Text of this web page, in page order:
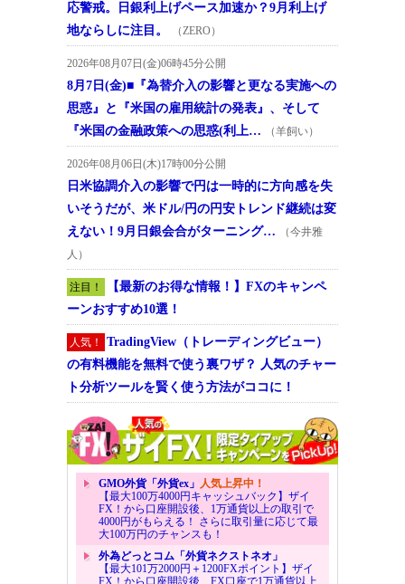
応警戒。日銀利上げペース加速か？9月利上げ
地ならしに注目。
（ZERO）
2026年08月07日(金)06時45分公開
8月7日(金)■『為替介入の影響と更なる実施への
思惑』と『米国の雇用統計の発表』、そして
『米国の金融政策への思惑(利上…
（羊飼い）
2026年08月06日(木)17時00分公開
日米協調介入の影響で円は一時的に方向感を失
いそうだが、米ドル/円の円安トレンド継続は変
えない！9月日銀会合がターニング…
（今井雅
人）
注目！
【最新のお得な情報！】FXのキャンペ
ーンおすすめ10選！
人気！
TradingView（トレーディングビュー）
の有料機能を無料で使う裏ワザ？ 人気のチャー
ト分析ツールを賢く使う方法がココに！
GMO外貨「外貨ex」 人気上昇中！
【最大100万4000円キャッシュバック】ザイ
FX！から口座開設後、1万通貨以上の取引で
4000円がもらえる！ さらに取引量に応じて最
大100万円のチャンスも！
外為どっとコム「外貨ネクストネオ」
【最大101万2000円＋1200FXポイント】ザイ